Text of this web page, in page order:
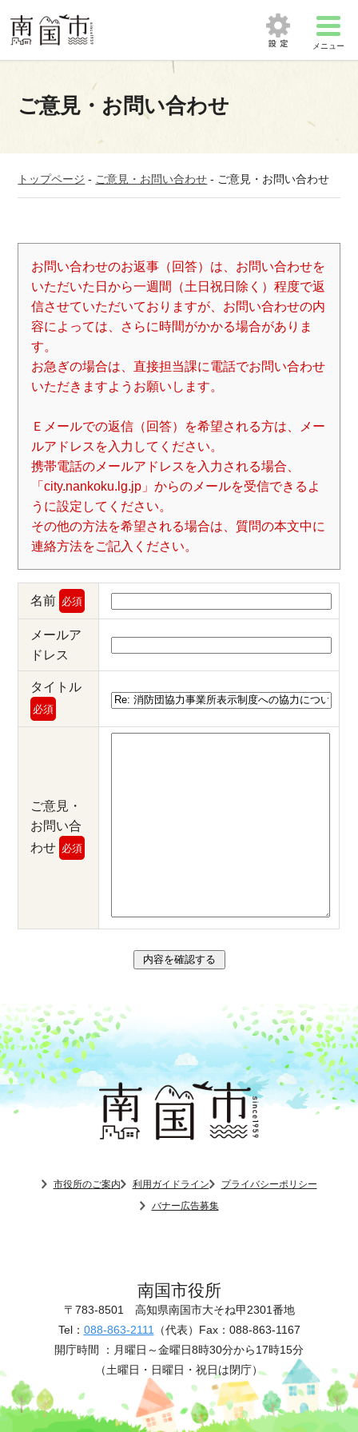
メニュー
ご意見・お問い合わせ
トップページ - ご意見・お問い合わせ - ご意見・お問い合わせ
お問い合わせのお返事（回答）は、お問い合わせを
いただいた日から一週間（土日祝日除く）程度で返
信させていただいておりますが、お問い合わせの内
容によっては、さらに時間がかかる場合がありま
す。
お急ぎの場合は、直接担当課に電話でお問い合わせ
いただきますようお願いします。
Ｅメールでの返信（回答）を希望される方は、メー
ルアドレスを入力してください。
携帯電話のメールアドレスを入力される場合、
「city.nankoku.lg.jp」からのメールを受信できるよ
うに設定してください。
その他の方法を希望される場合は、質問の本文中に
連絡方法をご記入ください。
名前 必須
メールア
ドレス
タイトル
必須
ご意見・
お問い合
わせ 必須
市役所のご案内 利用ガイドライン
プライバシーポリシー
バナー広告募集
南国市役所
〒783-8501 高知県南国市大そね甲2301番地
Tel： 088-863-2111 （代表） Fax：088-863-1167
開庁時間 ： 月曜日～金曜日8時30分から17時15分
（土曜日・日曜日・祝日は閉庁）